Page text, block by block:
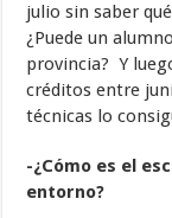
julio sin saber
¿Puede un
provincia? Y
créditos entre
técnicas lo
-¿Cómo es el
entorno?